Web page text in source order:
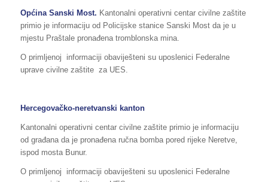
Općina Sanski Most. Kantonalni operativni centar civilne zaštite
primio je informaciju od Policijske stanice Sanski Most da je u
mjestu Praštale pronađena tromblonska mina.
O primljenoj informaciji obaviješteni su uposlenici Federalne
uprave civilne zaštite za UES.
Hercegovačko-neretvanski kanton
Kantonalni operativni centar civilne zaštite primio je informaciju
od građana da je pronađena ručna bomba pored rijeke Neretve,
ispod mosta Bunur.
O primljenoj informaciji obaviješteni su uposlenici Federalne